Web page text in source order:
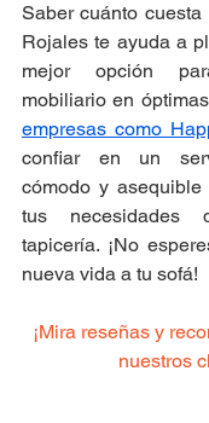
Saber cuánto
Rojales te ayuda a
mejor opción
empresas como
confiar en un
cómodo y
tus necesidades
tapicería. ¡No
nueva vida a tu sofá!
¡Mira reseñas y
nuestros